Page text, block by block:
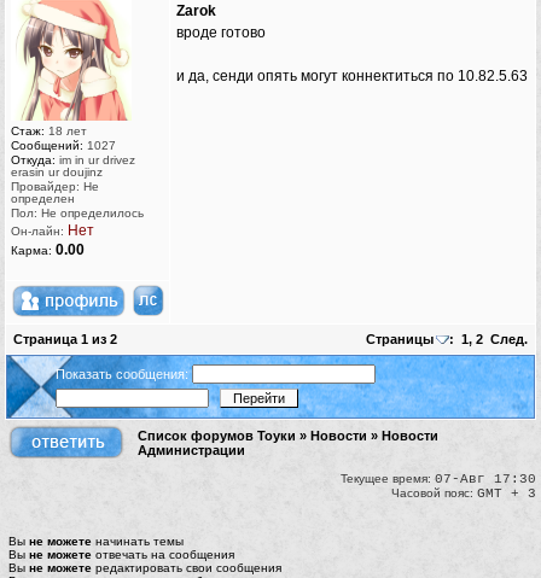
Стаж: 18 лет
Сообщений: 1027
Откуда: im in ur drivez
erasin ur doujinz
Провайдер: Не
определен
Пол: Не определилось
Он-лайн: Нет
Карма: 0.00
Zarok
вроде готово
и да, сенди опять могут коннектиться по 10.82.5.63
Страница 1 из 2 Страницы : 1, 2 След.
Показать сообщения:
Список форумов Тоуки » Новости » Новости
Администрации
Текущее время: 07-Авг 17:30
Часовой пояс: GMT + 3
Вы не можете начинать темы
Вы не можете отвечать на сообщения
Вы не можете редактировать свои сообщения